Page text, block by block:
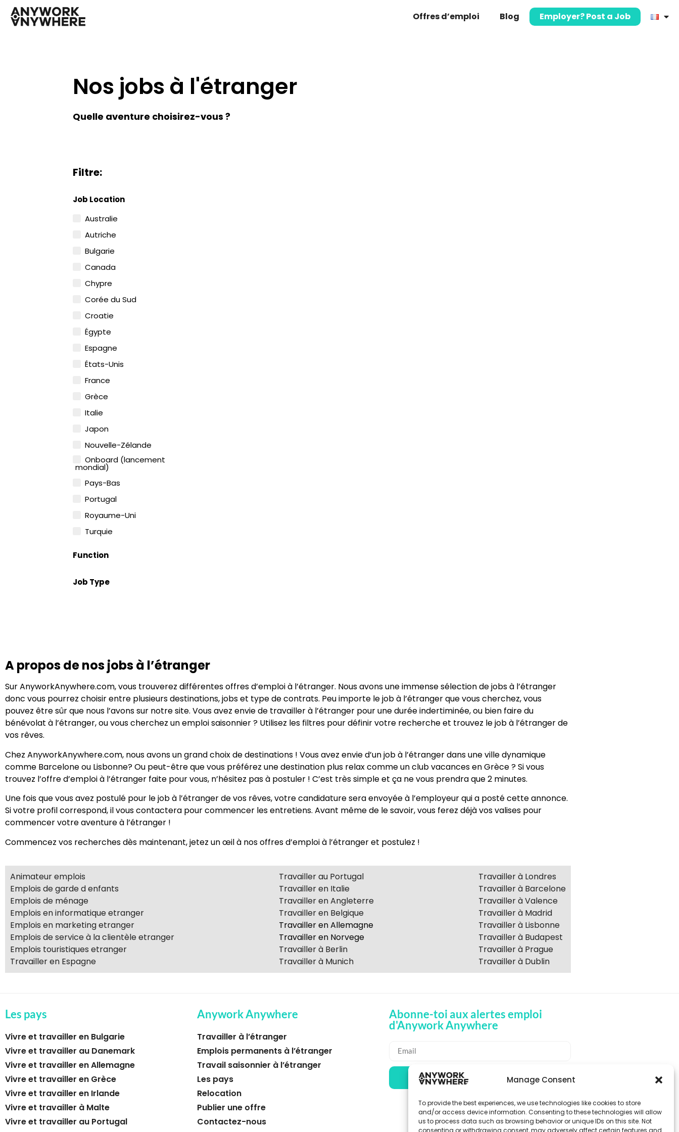
Manage Consent
To provide the best experiences, we use technologies like cookies to store
and/or access device information. Consenting to these technologies will allow
us to process data such as browsing behavior or unique IDs on this site. Not
consenting or withdrawing consent, may adversely affect certain features and
Offres d’emploi Blog Employer? Post a Job
Nos jobs à l'étranger
Quelle aventure choisirez-vous ?
Filtre:
Job Location
Australie
Autriche
Bulgarie
Canada
Chypre
Corée du Sud
Croatie
Égypte
Espagne
États-Unis
France
Grèce
Italie
Japon
Nouvelle-Zélande
Onboard (lancement
mondial)
Pays-Bas
Portugal
Royaume-Uni
Turquie
Function
Job Type
A propos de nos jobs à l’étranger
Sur AnyworkAnywhere.com, vous trouverez différentes offres d’emploi à l’étranger. Nous avons une immense sélection de jobs à l’étranger
donc vous pourrez choisir entre plusieurs destinations, jobs et type de contrats. Peu importe le job à l’étranger que vous cherchez, vous
pouvez être sûr que nous l’avons sur notre site. Vous avez envie de travailler à l’étranger pour une durée indertiminée, ou bien faire du
bénévolat à l’étranger, ou vous cherchez un emploi saisonnier ? Utilisez les filtres pour définir votre recherche et trouvez le job à l’étranger de
vos rêves.
Chez AnyworkAnywhere.com, nous avons un grand choix de destinations ! Vous avez envie d’un job à l’étranger dans une ville dynamique
comme Barcelone ou Lisbonne? Ou peut-être que vous préférez une destination plus relax comme un club vacances en Grèce ? Si vous
trouvez l’offre d’emploi à l’étranger faite pour vous, n’hésitez pas à postuler ! C’est très simple et ça ne vous prendra que 2 minutes.
Une fois que vous avez postulé pour le job à l’étranger de vos rêves, votre candidature sera envoyée à l’employeur qui a posté cette annonce.
Si votre profil correspond, il vous contactera pour commencer les entretiens. Avant même de le savoir, vous ferez déjà vos valises pour
commencer votre aventure à l’étranger !
Commencez vos recherches dès maintenant, jetez un œil à nos offres d’emploi à l’étranger et postulez !
Animateur emplois
Emplois de garde d enfants
Emplois de ménage
Emplois en informatique etranger
Emplois en marketing etranger
Emplois de service à la clientèle etranger
Emplois touristiques etranger
Travailler en Espagne
Travailler au Portugal
Travailler en Italie
Travailler en Angleterre
Travailler en Belgique
Travailler en Allemagne
Travailler en Norvege
Travailler à Berlin
Travailler à Munich
Travailler à Londres
Travailler à Barcelone
Travailler à Valence
Travailler à Madrid
Travailler à Lisbonne
Travailler à Budapest
Travailler à Prague
Travailler à Dublin
Les pays
Vivre et travailler en Bulgarie
Vivre et travailler au Danemark
Vivre et travailler en Allemagne
Vivre et travailler en Grèce
Vivre et travailler en Irlande
Vivre et travailler à Malte
Vivre et travailler au Portugal
Anywork Anywhere
Travailler à l’étranger
Emplois permanents à l’étranger
Travail saisonnier à l’étranger
Les pays
Relocation
Publier une offre
Contactez-nous
Abonne-toi aux alertes emploi
d'Anywork Anywhere
🌞 REÇOIS DES ALERTES EMPLOI